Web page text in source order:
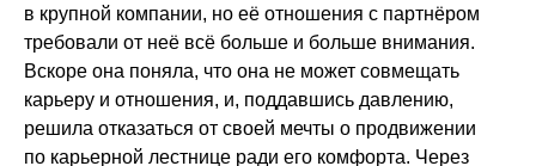
в крупной компании, но её отношения с партнёром
требовали от неё всё больше и больше внимания.
Вскоре она поняла, что она не может совмещать
карьеру и отношения, и, поддавшись давлению,
решила отказаться от своей мечты о продвижении
по карьерной лестнице ради его комфорта. Через